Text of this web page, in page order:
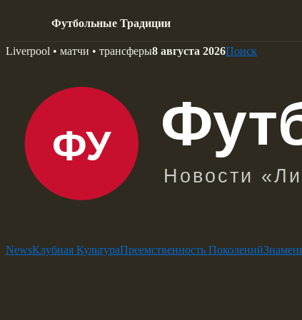
Футбольные Традиции
Skip
Liverpool • матчи • трансферы8 августа 2026Поиск
NewsКлубная КультураПреемственность Поколений